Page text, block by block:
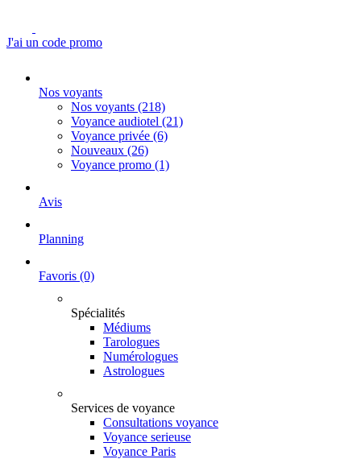
J'ai un code promo
Nos voyants
Nos voyants (218)
Voyance audiotel (21)
Voyance privée (6)
Nouveaux (26)
Voyance promo (1)
Avis
Planning
Favoris (0)
Spécialités
Médiums
Tarologues
Numérologues
Astrologues
Services de voyance
Consultations voyance
Voyance serieuse
Voyance Paris